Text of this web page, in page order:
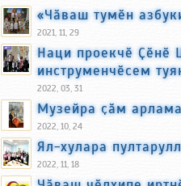
«Чӑваш тумӗн
2021, 11, 29
Наци проекчӗ Ҫӗнӗ
инструменчӗсем
2022, 03, 31
Музейра ҫӑм
2022, 10, 24
Ял-хулара
2022, 11, 18